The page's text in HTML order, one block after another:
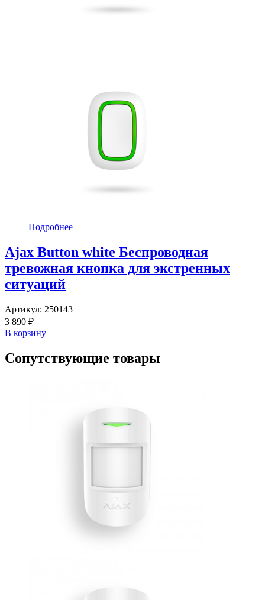
Подробнее
Ajax Button white Беспроводная
тревожная кнопка для экстренных
ситуаций
Артикул: 250143
3 890 ₽
В корзину
Сопутствующие товары